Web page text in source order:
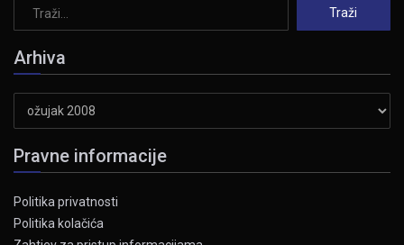
Arhiva
Pravne informacije
Politika privatnosti
Politika kolačića